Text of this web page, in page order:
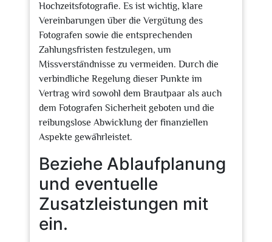
Hochzeitsfotografie. Es ist wichtig, klare
Vereinbarungen über die Vergütung des
Fotografen sowie die entsprechenden
Zahlungsfristen festzulegen, um
Missverständnisse zu vermeiden. Durch die
verbindliche Regelung dieser Punkte im
Vertrag wird sowohl dem Brautpaar als auch
dem Fotografen Sicherheit geboten und die
reibungslose Abwicklung der finanziellen
Aspekte gewährleistet.
Beziehe Ablaufplanung
und eventuelle
Zusatzleistungen mit
ein.